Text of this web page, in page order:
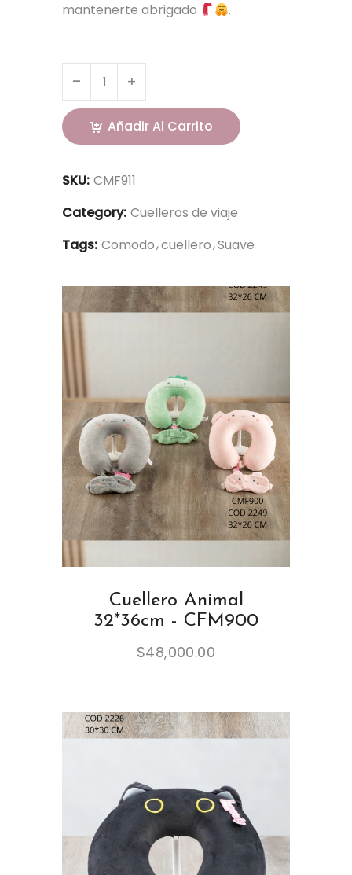
mantenerte abrigado
.
Añadir Al Carrito
SKU: CMF911
Category: Cuelleros de viaje
Tags: Comodo cuellero Suave
Cuellero Animal
32*36cm - CFM900
$48,000.00